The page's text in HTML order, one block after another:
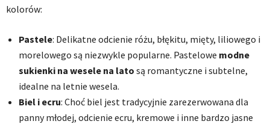
kolorów:
Pastele: Delikatne odcienie różu, błękitu, mięty, liliowego i
morelowego są niezwykle popularne. Pastelowe modne
sukienki na wesele na lato są romantyczne i subtelne,
idealne na letnie wesela.
Biel i ecru: Choć biel jest tradycyjnie zarezerwowana dla
panny młodej, odcienie ecru, kremowe i inne bardzo jasne